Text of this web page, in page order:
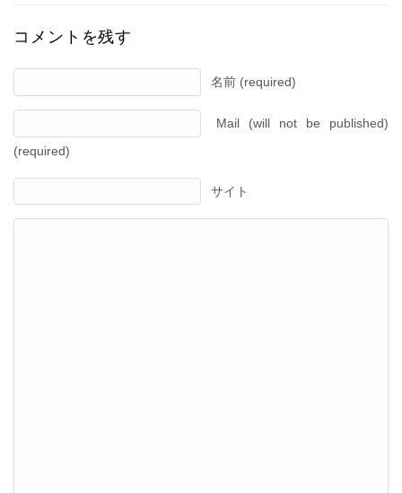
コメントを残す
名前 (required)
Mail (will not be published)
(required)
サイト